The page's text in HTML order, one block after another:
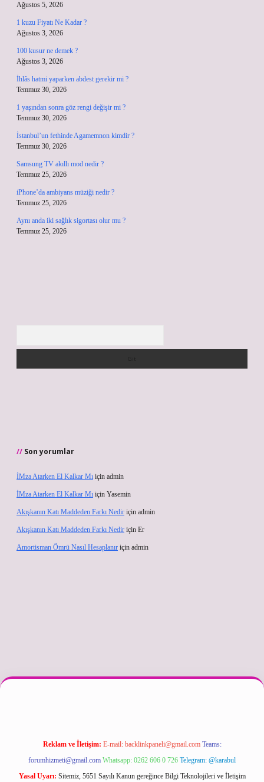
Ağustos 5, 2026
1 kuzu Fiyatı Ne Kadar ?
Ağustos 3, 2026
100 kusur ne demek ?
Ağustos 3, 2026
İhlâs hatmi yaparken abdest gerekir mi ?
Temmuz 30, 2026
1 yaşından sonra göz rengi değişir mi ?
Temmuz 30, 2026
İstanbul’un fethinde Agamemnon kimdir ?
Temmuz 30, 2026
Samsung TV akıllı mod nedir ?
Temmuz 25, 2026
iPhone’da ambiyans müziği nedir ?
Temmuz 25, 2026
Aynı anda iki sağlık sigortası olur mu ?
Temmuz 25, 2026
Son yorumlar
İMza Atarken El Kalkar Mı için admin
İMza Atarken El Kalkar Mı için Yasemin
Akışkanın Katı Maddeden Farkı Nedir için admin
Akışkanın Katı Maddeden Farkı Nedir için Er
Amortisman Ömrü Nasıl Hesaplanır için admin
Reklam ve İletişim: E-mail: backlinkpaneli@gmail.com Teams:
forumhizmeti@gmail.com Whatsapp: 0262 606 0 726 Telegram: @karabul
Yasal Uyarı: Sitemiz, 5651 Sayılı Kanun gereğince Bilgi Teknolojileri ve İletişim